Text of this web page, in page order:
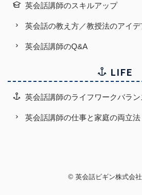
英会話講師のスキルアップ
英会話の教え方／教授法のアイ
英会話講師のQ&A
LIFE
英会話講師のライフワークバラン
英会話講師の仕事と家庭の両立法
© 英会話ビギン株式会社